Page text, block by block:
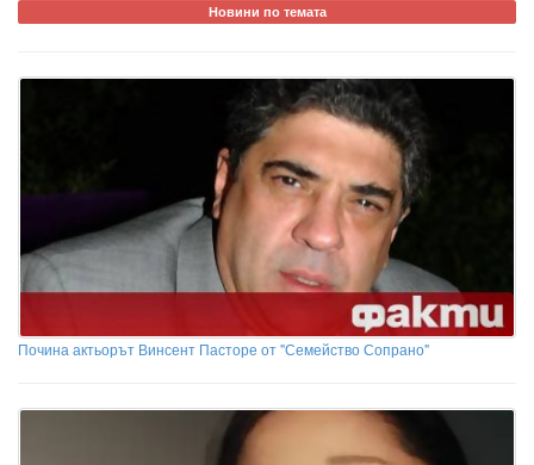
Новини по темата
Почина актьорът Винсент Пасторе от "Семейство Сопрано"